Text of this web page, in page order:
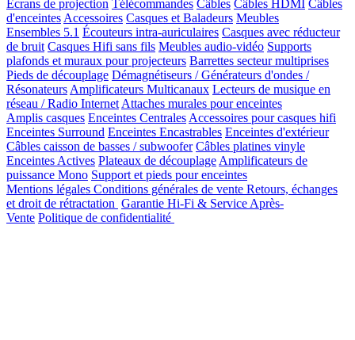
Ecrans de projection Télécommandes Câbles Câbles HDMI Câbles
d'enceintes Accessoires Casques et Baladeurs Meubles
Ensembles 5.1 Écouteurs intra-auriculaires Casques avec réducteur
de bruit Casques Hifi sans fils Meubles audio-vidéo Supports
plafonds et muraux pour projecteurs Barrettes secteur multiprises
Pieds de découplage Démagnétiseurs / Générateurs d'ondes /
Résonateurs Amplificateurs Multicanaux Lecteurs de musique en
réseau / Radio Internet Attaches murales pour enceintes
Amplis casques Enceintes Centrales Accessoires pour casques hifi
Enceintes Surround Enceintes Encastrables Enceintes d'extérieur
Câbles caisson de basses / subwoofer Câbles platines vinyle
Enceintes Actives Plateaux de découplage Amplificateurs de
puissance Mono Support et pieds pour enceintes
Mentions légales Conditions générales de vente Retours, échanges
et droit de rétractation Garantie Hi-Fi & Service Après-
Vente Politique de confidentialité